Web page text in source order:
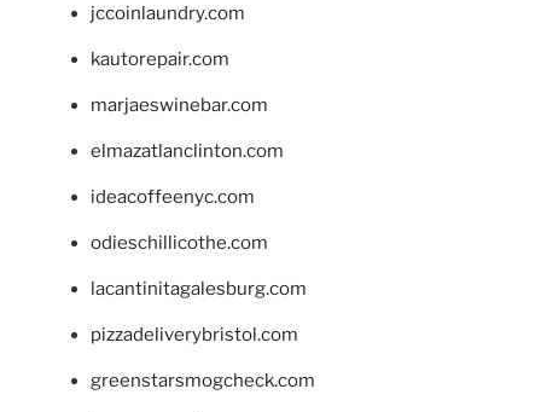
jccoinlaundry.com
kautorepair.com
marjaeswinebar.com
elmazatlanclinton.com
ideacoffeenyc.com
odieschillicothe.com
lacantinitagalesburg.com
pizzadeliverybristol.com
greenstarsmogcheck.com